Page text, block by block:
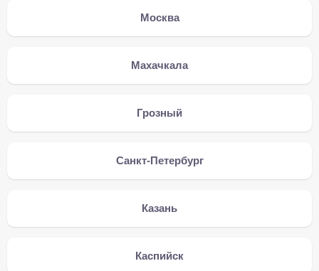
Москва
Махачкала
Грозный
Санкт-Петербург
Казань
Каспийск